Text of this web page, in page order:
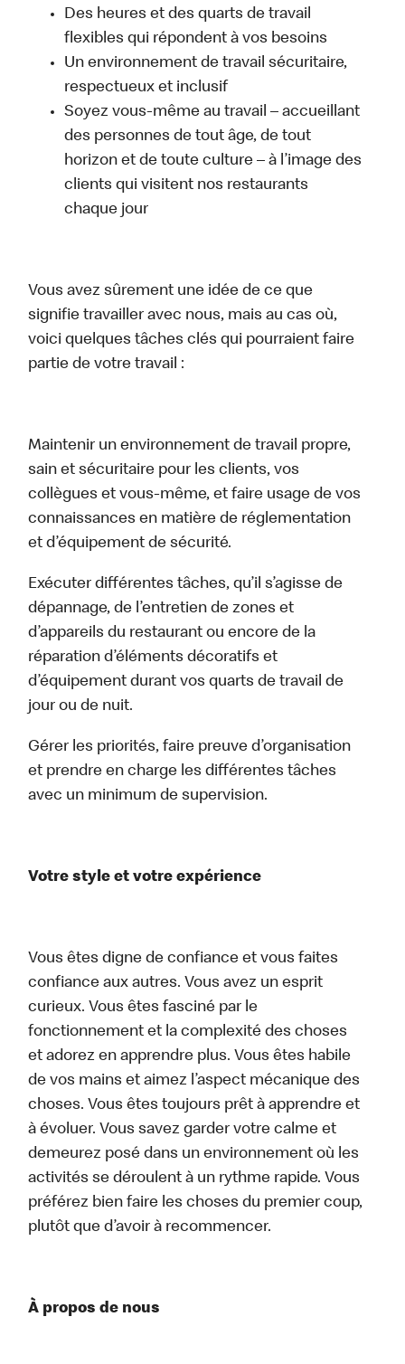
Des heures et des quarts de travail
flexibles qui répondent à vos besoins
Un environnement de travail sécuritaire,
respectueux et inclusif
Soyez vous-même au travail – accueillant
des personnes de tout âge, de tout
horizon et de toute culture – à l’image des
clients qui visitent nos restaurants
chaque jour
Vous avez sûrement une idée de ce que
signifie travailler avec nous, mais au cas où,
voici quelques tâches clés qui pourraient faire
partie de votre travail :
Maintenir un environnement de travail propre,
sain et sécuritaire pour les clients, vos
collègues et vous-même, et faire usage de vos
connaissances en matière de réglementation
et d’équipement de sécurité.
Exécuter différentes tâches, qu’il s’agisse de
dépannage, de l’entretien de zones et
d’appareils du restaurant ou encore de la
réparation d’éléments décoratifs et
d’équipement durant vos quarts de travail de
jour ou de nuit.
Gérer les priorités, faire preuve d’organisation
et prendre en charge les différentes tâches
avec un minimum de supervision.
Votre style et votre expérience
Vous êtes digne de confiance et vous faites
confiance aux autres. Vous avez un esprit
curieux. Vous êtes fasciné par le
fonctionnement et la complexité des choses
et adorez en apprendre plus. Vous êtes habile
de vos mains et aimez l’aspect mécanique des
choses. Vous êtes toujours prêt à apprendre et
à évoluer. Vous savez garder votre calme et
demeurez posé dans un environnement où les
activités se déroulent à un rythme rapide. Vous
préférez bien faire les choses du premier coup,
plutôt que d’avoir à recommencer.
À propos de nous